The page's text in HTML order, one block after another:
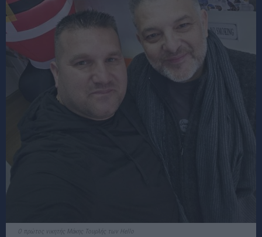
Ο πρώτος νικητής Μάκης Τουρλής των Hello